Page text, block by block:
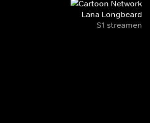
Lana Longbeard
S1 streamen